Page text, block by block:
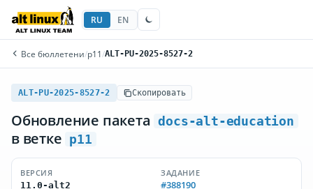
RU EN
Все бюллетени/p11 /ALT-PU-2025-8527-2
ALT-PU-2025-8527-2 Скопировать
Обновление пакета docs-alt-education
в ветке p11
ВЕРСИЯ
11.0-alt2
ЗАДАНИЕ
#388190